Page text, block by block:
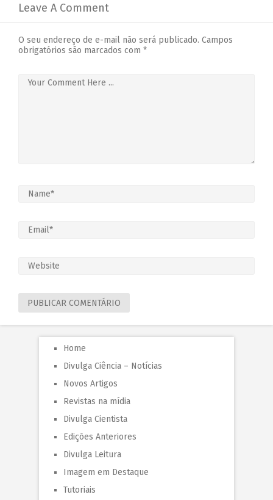
Leave A Comment
O seu endereço de e-mail não será publicado. Campos
obrigatórios são marcados com *
Home
Divulga Ciência – Notícias
Novos Artigos
Revistas na mídia
Divulga Cientista
Edições Anteriores
Divulga Leitura
Imagem em Destaque
Tutoriais